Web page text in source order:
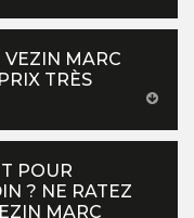
VEZIN MARC
TRÈS
POUR
? NE RATEZ
MARC